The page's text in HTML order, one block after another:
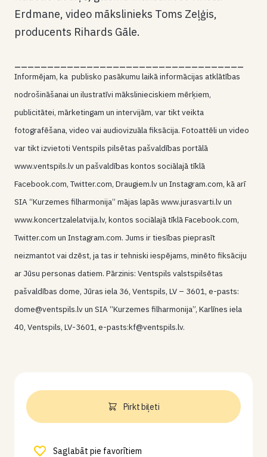
Erdmane, video mākslinieks Toms Zeļģis,
producents Rihards Gāle.
Informējam, ka publisko pasākumu laikā informācijas atklātības
nodrošināšanai un ilustratīvi mākslinieciskiem mērķiem,
publicitātei, mārketingam un intervijām, var tikt veikta
fotografēšana, video vai audiovizuāla fiksācija. Fotoattēli un video
var tikt izvietoti Ventspils pilsētas pašvaldības portālā
www.ventspils.lv un pašvaldības kontos sociālajā tīklā
Facebook.com, Twitter.com, Draugiem.lv un Instagram.com, kā arī
SIA “Kurzemes filharmonija” mājas lapās www.jurasvarti.lv un
www.koncertzalelatvija.lv, kontos sociālajā tīklā Facebook.com,
Twitter.com un Instagram.com. Jums ir tiesības pieprasīt
neizmantot vai dzēst, ja tas ir tehniski iespējams, minēto fiksāciju
ar Jūsu personas datiem. Pārzinis: Ventspils valstspilsētas
pašvaldības dome, Jūras iela 36, Ventspils, LV – 3601, e-pasts:
dome@ventspils.lv un SIA “Kurzemes filharmonija”, Karlīnes iela
40, Ventspils, LV-3601, e-pasts:kf@ventspils.lv.
Pirkt biļeti
Saglabāt pie favorītiem